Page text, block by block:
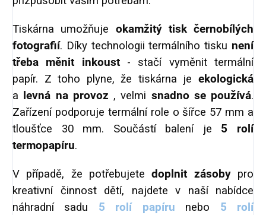
Tiskárna umožňuje okamžitý tisk černobílých
fotografií. Díky technologii termálního tisku není
třeba měnit inkoust- stačí vyměnit termální
papír. Z toho plyne, že tiskárna je ekologická
a levná na provoz , velmi snadno se používá.
Zařízení podporuje termální role o šířce 57 mm a
tloušťce 30 mm. Součástí balení je 5 rolí
termopapíru.
V případě, že potřebujetedoplnit zásobypro
kreativní činnost dětí, najdete v naší nabídce
náhradní sadu 5 rolí papíru nebo 5 rolí